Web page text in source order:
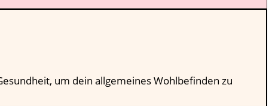
um dein allgemeines Wohlbefinden zu